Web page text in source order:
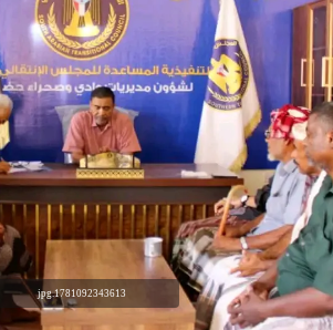
1781092343613.jpg